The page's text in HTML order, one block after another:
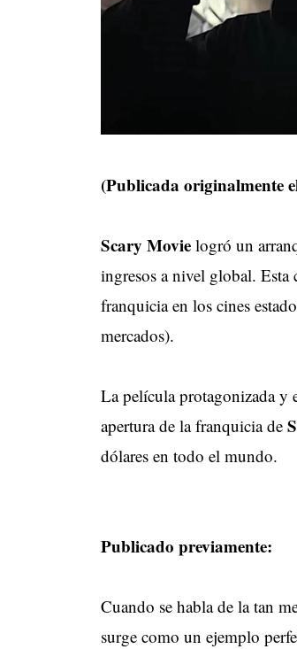
(Publicada originalmente
Scary Movie logró un
ingresos a nivel global. Esta
franquicia en los cines
mercados).
La película protagonizada y
apertura de la franquicia de
dólares en todo el mundo.
Publicado previamente:
Cuando se habla de la tan
surge como un ejemplo